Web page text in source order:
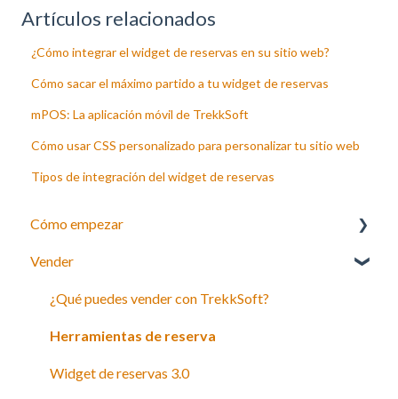
Artículos relacionados
¿Cómo integrar el widget de reservas en su sitio web?
Cómo sacar el máximo partido a tu widget de reservas
mPOS: La aplicación móvil de TrekkSoft
Cómo usar CSS personalizado para personalizar tu sitio web
Tipos de integración del widget de reservas
Cómo empezar
Su inventario
Payyo
Configuración
Vender
¿Qué puedes vender con TrekkSoft?
Herramientas de reserva
Widget de reservas 3.0